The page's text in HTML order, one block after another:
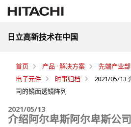
日立高新技术在中国
首页 产品 · 解决方案 先端产业
电子元件
时事归档
2021/05/13
司的镜面透镜阵列
2021/05/13
介绍阿尔卑斯阿尔卑斯公